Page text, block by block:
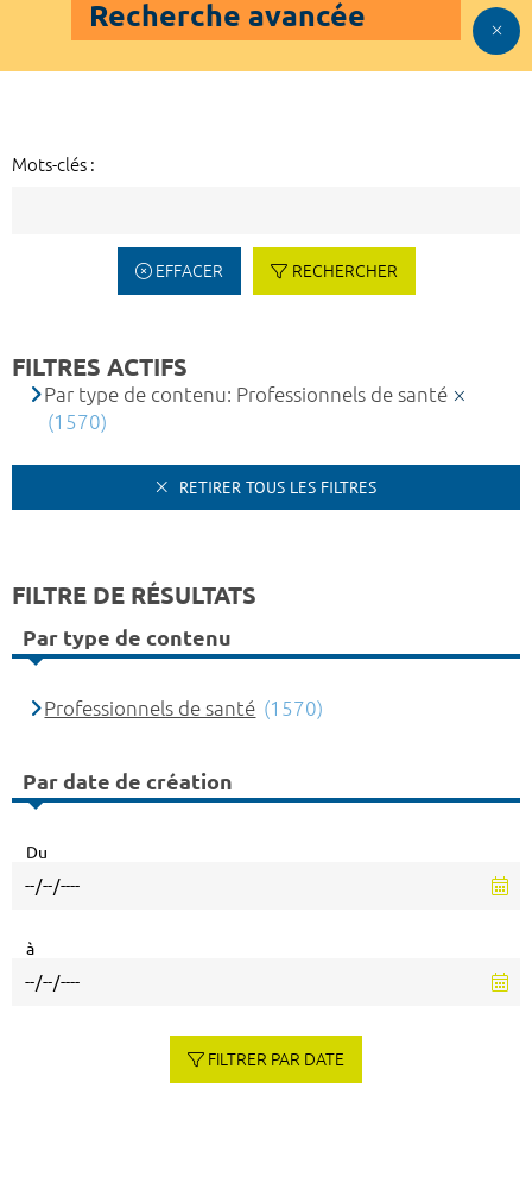
Recherche avancée
Mots-clés :
EFFACER RECHERCHER
FILTRES ACTIFS
Par type de contenu: Professionnels de santé
(1570)
RETIRER TOUS LES FILTRES
FILTRE DE RÉSULTATS
Par type de contenu
Professionnels de santé (1570)
Par date de création
Du
à
FILTRER PAR DATE